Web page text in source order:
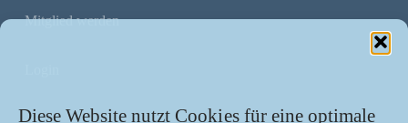
Diese Website nutzt Cookies für eine optimale
Mitglied werden